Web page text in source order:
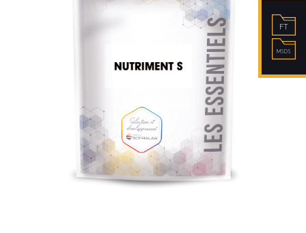
FT
MSDS